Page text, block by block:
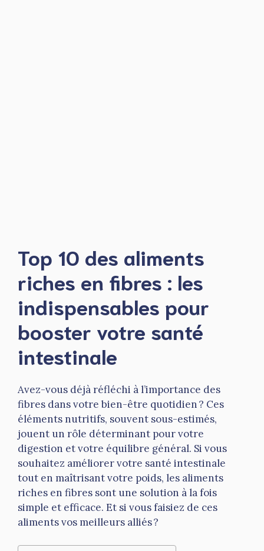
Top 10 des aliments
riches en fibres : les
indispensables pour
booster votre santé
intestinale
Avez-vous déjà réfléchi à l’importance des
fibres dans votre bien-être quotidien ? Ces
éléments nutritifs, souvent sous-estimés,
jouent un rôle déterminant pour votre
digestion et votre équilibre général. Si vous
souhaitez améliorer votre santé intestinale
tout en maîtrisant votre poids, les aliments
riches en fibres sont une solution à la fois
simple et efficace. Et si vous faisiez de ces
aliments vos meilleurs alliés ?